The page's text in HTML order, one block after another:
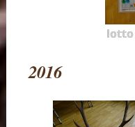
lotto
2016